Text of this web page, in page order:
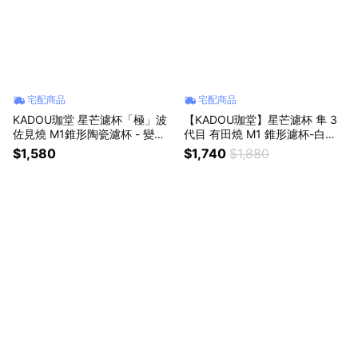
宅配商品
KADOU珈堂 星芒濾杯「極」波
佐見燒 M1錐形陶瓷濾杯 - 變色
貓
$1,580
宅配商品
【KADOU珈堂】星芒濾杯 隼 3
代目 有田燒 M1 錐形濾杯-白瓷
版 /日本製/最新/V型濾杯/1~2人
份/手沖咖啡濾杯
$1,740 $1,880